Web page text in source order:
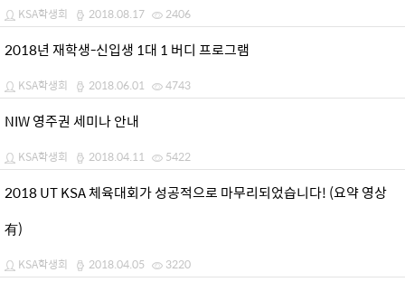
KSA학생회 2018.08.17 2406
2018년 재학생-신입생 1대 1 버디 프로그램
KSA학생회 2018.06.01 4743
NIW 영주권 세미나 안내
KSA학생회 2018.04.11 5422
2018 UT KSA 체육대회가 성공적으로 마무리되었습니다! (요약 영상
有)
KSA학생회 2018.04.05 3220